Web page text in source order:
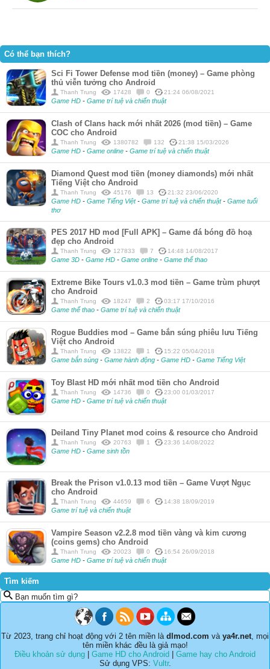
Có thể bạn thích?
Sci Fi Tower Defense mod tiền (money) – Game phòng
thủ viễn tưởng cho Android
Thanh Trung 17428 0 21:24 06/08/2021
Game HD - Game trí tuệ và chiến thuật
Clash of Clans hack mới nhất 2026 (mod tiền) – Game
COC cho Android
Thanh Trung 1380782 132 21:38 15/03/2026
Game HD - Game online - Game trí tuệ và chiến thuật
Diamond Quest mod tiền (money diamonds) mới nhất
Tiếng Việt cho Android
Thanh Trung 45176 13 21:32 23/06/2020
Game HD - Game Tiếng Việt- Game trí tuệ và chiến thuật- Game tuổi
thơ
PES 2017 HD mod [Full APK] – Game đá bóng đồ hoạ
đẹp cho Android
Thanh Trung 127833 7 14:48 14/08/2017
Game 3D - Game HD - Game online - Game thể thao
Extreme Bike Tours v1.0.3 mod tiền – Game trùm phượt
cho Android
Thanh Trung 18247 2 03:17 17/10/2016
Game thể thao - Game trí tuệ và chiến thuật
Rogue Buddies mod – Game bắn súng phiêu lưu Tiếng
Việt cho Android
Thanh Trung 13822 1 15:22 05/04/2018
Game bắn súng - Game hành động - Game HD - Game Tiếng Việt
Toy Blast HD mới nhất mod tiền cho Android
Thanh Trung 14736 0 23:00 01/03/2017
Game HD - Game trí tuệ và chiến thuật
Deiland Tiny Planet mod coins & resource cho Android
Thanh Trung 20763 1 23:36 14/08/2022
Game HD - Game sinh tồn
Break the Prison v1.0.13 mod tiền – Game Vượt Ngục
cho Android
Thanh Trung 44659 6 14:38 18/09/2019
Game trí tuệ và chiến thuật
Vampire Season v2.2.8 mod tiền vàng và kim cương
(coins gems) cho Android
Thanh Trung 20023 0 16:54 26/09/2018
Game HD - Game trí tuệ và chiến thuật
Tìm kiếm
Bạn muốn tìm gì?
Từ 2023, trang chỉ hoạt động với 2 tên miền là dlmod.com và ya4r.net , mọi
tên miền khác đều là giả mạo!
Điều khoản sử dụng | Game HD cho Android | Game hay cho Android
Sử dụng VPS: Vultr.